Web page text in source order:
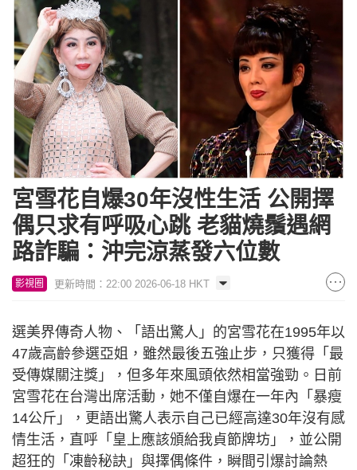
宮雪花自爆30年沒性生活 公開擇
偶只求有呼吸心跳 老貓燒鬚遇網
路詐騙：沖完涼蒸發六位數
影視圈 更新時間：22:00 2026-06-18 HKT
選美界傳奇人物、「語出驚人」的宮雪花在1995年以
47歲高齡參選亞姐，雖然最後五強止步，只獲得「最
受傳媒關注獎」，但多年來風頭依然相當強勁。日前
宮雪花在台灣出席活動，她不僅自爆在一年內「暴瘦
14公斤」，更語出驚人表示自己已經高達30年沒有感
情生活，直呼「皇上應該頒給我貞節牌坊」，並公開
超狂的「凍齡秘訣」與擇偶條件，瞬間引爆討論熱